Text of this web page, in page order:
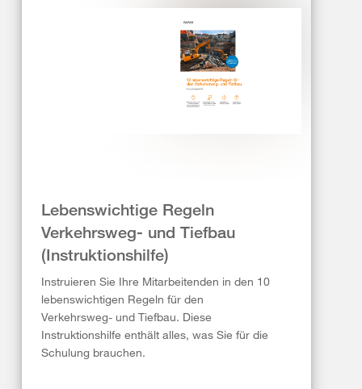
Lebenswichtige Regeln
Verkehrsweg- und Tiefbau
(Instruktionshilfe)
Instruieren Sie Ihre Mitarbeitenden in den 10
lebenswichtigen Regeln für den
Verkehrsweg- und Tiefbau. Diese
Instruktionshilfe enthält alles, was Sie für die
Schulung brauchen.